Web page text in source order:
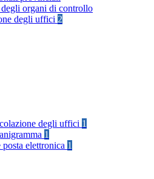
organi di controllo
degli uffici 2
degli uffici 1
1
elettronica 1